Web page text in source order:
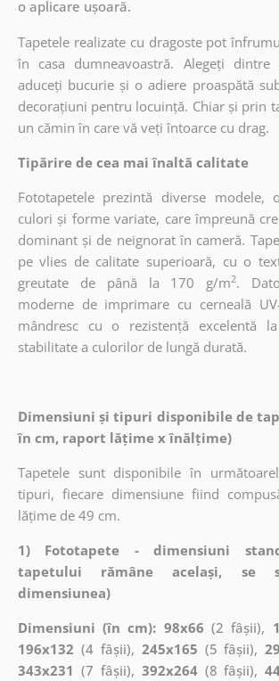
o aplicare ușoară.
Tapetele realizate cu dragoste pot
în casa dumneavoastră. Alegeți dintre
aduceți bucurie și o adiere proaspătă
decorațiuni pentru locuință. Chiar și prin
un cămin în care vă veți întoarce cu drag.
Tipărire de cea mai înaltă calitate
Fototapetele prezintă diverse modele,
culori și forme variate, care împreună
dominant și de neignorat în cameră.
pe vlies de calitate superioară, cu o
greutate de până la 170 g/m2.
moderne de imprimare cu cerneală
mândresc cu o rezistență excelentă
stabilitate a culorilor de lungă durată.
Dimensiuni și tipuri disponibile de
în cm, raport lățime x înălțime)
Tapetele sunt disponibile în
tipuri, fiecare dimensiune fiind
lățime de 49 cm.
1) Fototapete - dimensiuni
tapetului rămâne același, se
dimensiunea)
Dimensiuni (în cm): 98x66 (2 fâșii),
196x132 (4 fâșii), 245x165 (5 fâșii),
343x231 (7 fâșii), 392x264(8 fâșii),